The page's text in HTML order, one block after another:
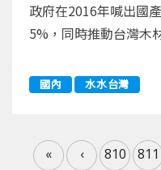
政府在2016年喊出國
5%，同時推動台灣木
國內 水水台灣
« ‹ 810 811